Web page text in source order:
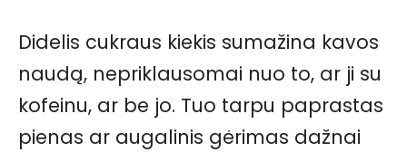
Didelis cukraus kiekis sumažina kavos
naudą, nepriklausomai nuo to, ar ji su
kofeinu, ar be jo. Tuo tarpu paprastas
pienas ar augalinis gėrimas dažnai